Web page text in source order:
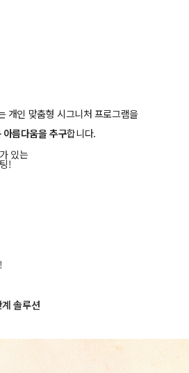
개인 맞춤형 시그니처 프로그램을
아름다움을 추구합니다.
가 있는
!
솔루션